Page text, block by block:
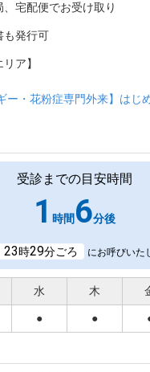
宅配便でお受け取り
も発行可
ア】
ー・花粉症専門外来】はじ
受診までの目安時間
1 時間 6分後
23時29分ごろ にお呼びいた
水 木
● ●